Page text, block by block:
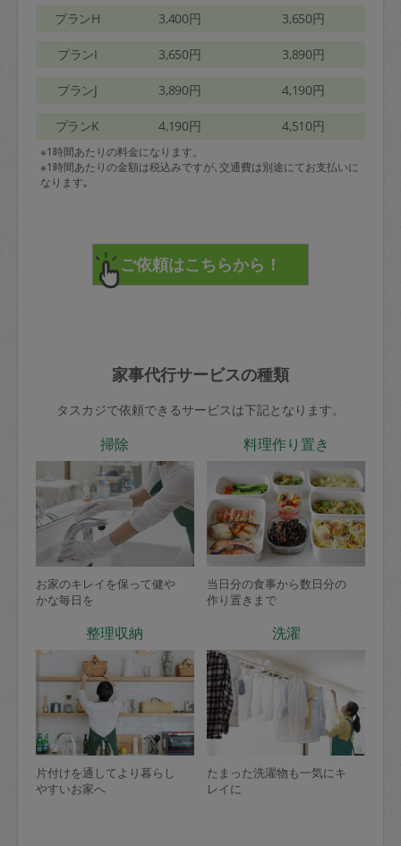
プランH 3,400円 3,650円
プランI 3,650円 3,890円
プランJ 3,890円 4,190円
プランK 4,190円 4,510円
※1時間あたりの料金になります。
※1時間あたりの金額は税込みですが､交通費は別途にてお支払いに
なります｡
家事代行サービスの種類
タスカジで依頼できるサービスは下記となります。
掃除
お家のキレイを保って健や
かな毎日を
料理作り置き
当日分の食事から数日分の
作り置きまで
整理収納
片付けを通してより暮らし
やすいお家へ
洗濯
たまった洗濯物も一気にキ
レイに